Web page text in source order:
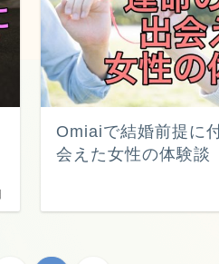
Omiaiで結婚前提に
会えた女性の体験談